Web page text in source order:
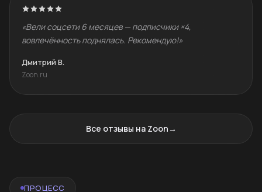
«Вели соцсети 6 месяцев — подписчики ×4,
вовлечённость поднялась. Рекомендую!»
Дмитрий В.
Zoon.ru
Все отзывы на Zoon→
ПРОЦЕСС